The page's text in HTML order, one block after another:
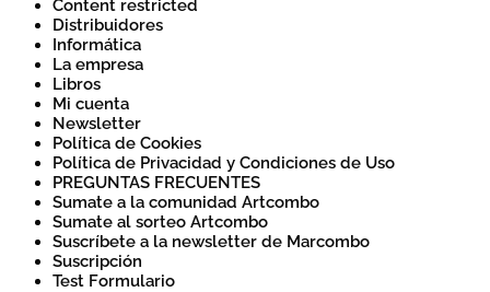
Content restricted
Distribuidores
Informática
La empresa
Libros
Mi cuenta
Newsletter
Política de Cookies
Política de Privacidad y Condiciones de Uso
PREGUNTAS FRECUENTES
Sumate a la comunidad Artcombo
Sumate al sorteo Artcombo
Suscríbete a la newsletter de Marcombo
Suscripción
Test Formulario